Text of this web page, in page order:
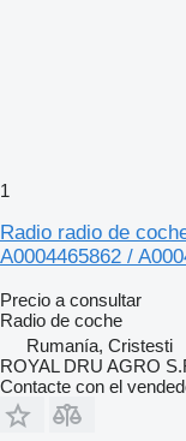
1
Radio radio de
A0004465862 /
Precio a consultar
Radio de coche
Rumanía, Cristesti
ROYAL DRU AGRO
Contacte con el